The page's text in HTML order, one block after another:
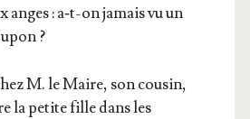
anges : a‑t-on jamais vu un
?
M. le Maire, son cou­sin,
la petite fille dans les